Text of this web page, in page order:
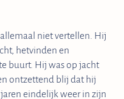
niet vertellen. Hij
hetvinden en
buurt. Hij was op jacht
ontzettend blij dat hij
eindelijk weer in zijn